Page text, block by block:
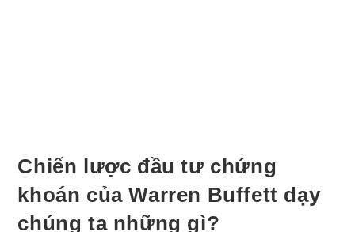
Chiến lược đầu tư chứng
khoán của Warren Buffett dạy
chúng ta những gì?